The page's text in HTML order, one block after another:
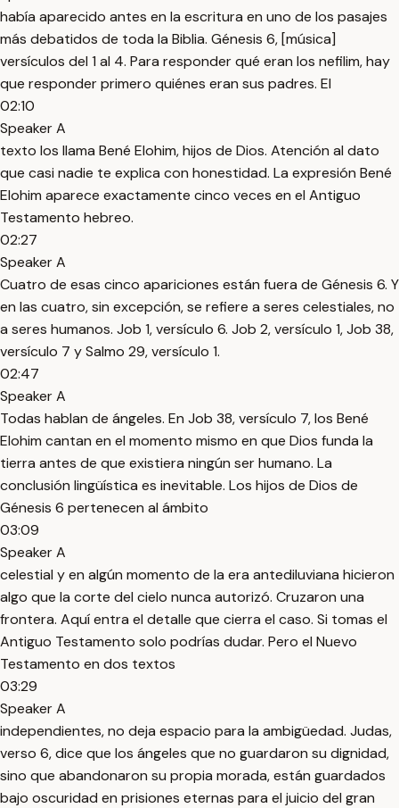
había aparecido antes en la escritura en uno de los pasajes
más debatidos de toda la Biblia. Génesis 6, [música]
versículos del 1 al 4. Para responder qué eran los nefilim, hay
que responder primero quiénes eran sus padres. El
02:10
Speaker A
texto los llama Bené Elohim, hijos de Dios. Atención al dato
que casi nadie te explica con honestidad. La expresión Bené
Elohim aparece exactamente cinco veces en el Antiguo
Testamento hebreo.
02:27
Speaker A
Cuatro de esas cinco apariciones están fuera de Génesis 6. Y
en las cuatro, sin excepción, se refiere a seres celestiales, no
a seres humanos. Job 1, versículo 6. Job 2, versículo 1, Job 38,
versículo 7 y Salmo 29, versículo 1.
02:47
Speaker A
Todas hablan de ángeles. En Job 38, versículo 7, los Bené
Elohim cantan en el momento mismo en que Dios funda la
tierra antes de que existiera ningún ser humano. La
conclusión lingüística es inevitable. Los hijos de Dios de
Génesis 6 pertenecen al ámbito
03:09
Speaker A
celestial y en algún momento de la era antediluviana hicieron
algo que la corte del cielo nunca autorizó. Cruzaron una
frontera. Aquí entra el detalle que cierra el caso. Si tomas el
Antiguo Testamento solo podrías dudar. Pero el Nuevo
Testamento en dos textos
03:29
Speaker A
independientes, no deja espacio para la ambigüedad. Judas,
verso 6, dice que los ángeles que no guardaron su dignidad,
sino que abandonaron su propia morada, están guardados
bajo oscuridad en prisiones eternas para el juicio del gran